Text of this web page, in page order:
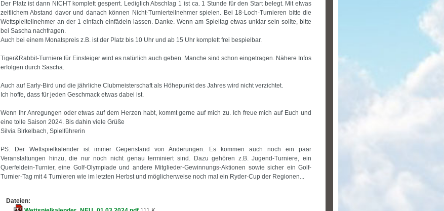
Der Platz ist dann NICHT komplett gesperrt. Lediglich Abschlag 1 ist ca. 1 Stunde für den Start belegt. Mit etwas
zeitlichem Abstand davor und danach können Nicht-Turnierteilnehmer spielen. Bei 18-Loch-Turnieren bitte die
Wettspielteilnehmer an der 1 einfach einfädeln lassen. Danke. Wenn am Spieltag etwas unklar sein sollte, bitte
bei Sascha nachfragen.
Auch bei einem Monatspreis z.B. ist der Platz bis 10 Uhr und ab 15 Uhr komplett frei bespielbar.
Tiger&Rabbit-Turniere für Einsteiger wird es natürlich auch geben. Manche sind schon eingetragen. Nähere Infos
erfolgen durch Sascha.
Auch auf Early-Bird und die jährliche Clubmeisterschaft als Höhepunkt des Jahres wird nicht verzichtet.
Ich hoffe, dass für jeden Geschmack etwas dabei ist.
Wenn Ihr Anregungen oder etwas auf dem Herzen habt, kommt gerne auf mich zu. Ich freue mich auf Euch und
eine tolle Saison 2024. Bis dahin viele Grüße
Silvia Birkelbach, Spielführerin
PS: Der Wettspielkalender ist immer Gegenstand von Änderungen. Es kommen auch noch ein paar
Veranstaltungen hinzu, die nur noch nicht genau terminiert sind. Dazu gehören z.B. Jugend-Turniere, ein
Querfeldein-Turnier, eine Golf-Olympiade und andere Mitglieder-Gewinnungs-Aktionen sowie sicher ein Golf-
Turnier-Tag mit 4 Turnieren wie im letzten Herbst und möglicherweise noch mal ein Ryder-Cup der Regionen...
Dateien: